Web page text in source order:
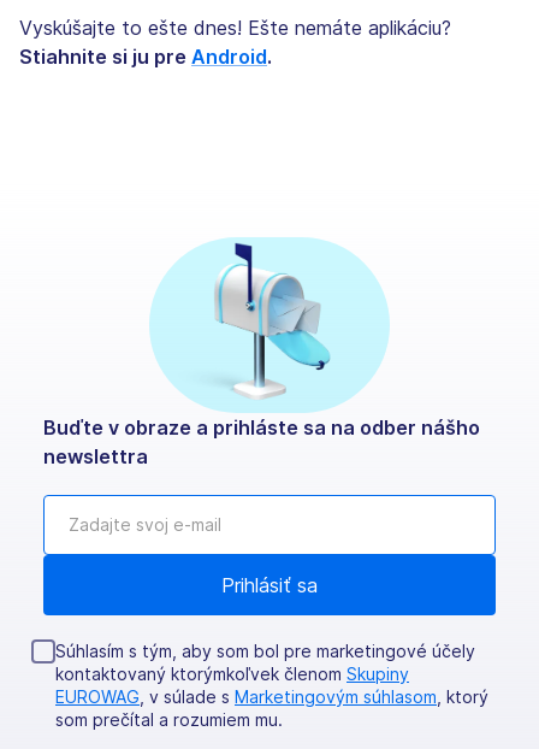
Vyskúšajte to ešte dnes! Ešte nemáte aplikáciu?
Stiahnite si ju pre Android.
Buďte v obraze a prihláste sa na odber nášho
newslettra
Súhlasím s tým, aby som bol pre marketingové účely
kontaktovaný ktorýmkoľvek členom Skupiny
EUROWAG , v súlade s Marketingovým súhlasom , ktorý
som prečítal a rozumiem mu.